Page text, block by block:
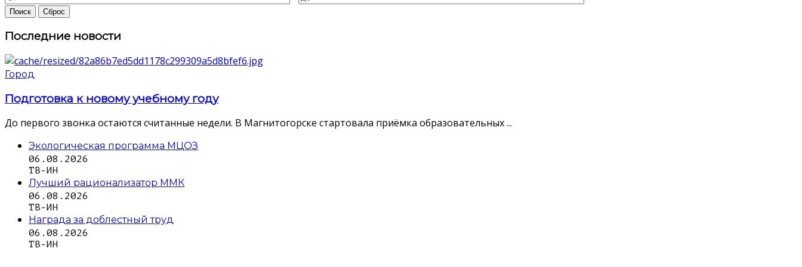
Последние новости
Город
Подготовка к новому учебному году
До первого звонка остаются считанные недели. В Магнитогорске стартовала приёмка образовательных ...
Экологическая программа МЦОЗ
06.08.2026
ТВ-ИН
Лучший рационализатор ММК
06.08.2026
ТВ-ИН
Награда за доблестный труд
06.08.2026
ТВ-ИН